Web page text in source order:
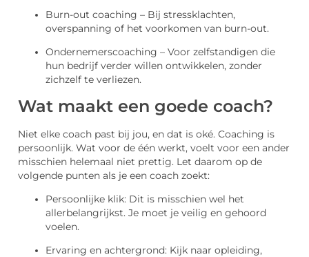
Burn-out coaching – Bij stressklachten,
overspanning of het voorkomen van burn-out.
Ondernemerscoaching – Voor zelfstandigen die
hun bedrijf verder willen ontwikkelen, zonder
zichzelf te verliezen.
Wat maakt een goede coach?
Niet elke coach past bij jou, en dat is oké. Coaching is
persoonlijk. Wat voor de één werkt, voelt voor een ander
misschien helemaal niet prettig. Let daarom op de
volgende punten als je een coach zoekt:
Persoonlijke klik: Dit is misschien wel het
allerbelangrijkst. Je moet je veilig en gehoord
voelen.
Ervaring en achtergrond: Kijk naar opleiding,